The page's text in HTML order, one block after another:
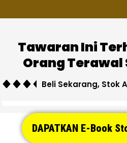
Tawaran Ini
Orang Terawal
Beli Sekarang, Stok
DAPATKAN E-Book